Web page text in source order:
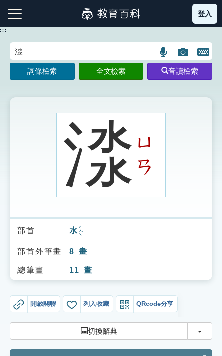
到
主
:::
注音索引圖示 筆畫索引圖示 部首索引表圖示
索引選單
知識索引
單字索引
遊戲專區
教學應用
登入
:::
語
言
搜
示
圖
片
搜
開
鍵
圖
詞條檢索 全文檢索 音讀檢索
渁ㄩ
ㄢ
部首 水 ㄕㄨㄟˇ
部首外筆畫 8 畫
總筆畫 11 畫
開啟關聯 列入收藏 QRcode分享
切換辭典 切換